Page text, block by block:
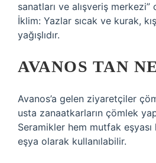
sanatları ve alışveriş
İklim: Yazlar sıcak ve kurak,
yağışlıdır.
AVANOS TAN
Avanos’a gelen ziyaretçiler
usta zanaatkarların çömlek
Seramikler hem mutfak
eşya olarak kullanılabilir.